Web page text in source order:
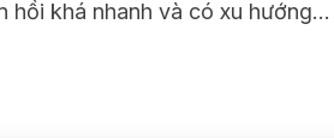
khá nhanh và có xu